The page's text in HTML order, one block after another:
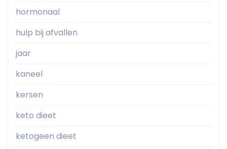
hormonaal
hulp bij afvallen
jaar
kaneel
kersen
keto dieet
ketogeen dieet